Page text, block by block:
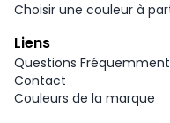
Choisir une couleur à
Liens
Questions Fréquemment
Contact
Couleurs de la marque